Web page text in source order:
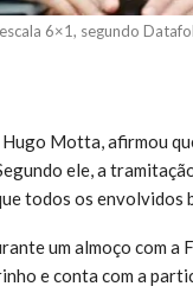
6×1, segundo
Motta, afirmou
ele, a
todos os envolvidos
um almoço com a
e conta com a